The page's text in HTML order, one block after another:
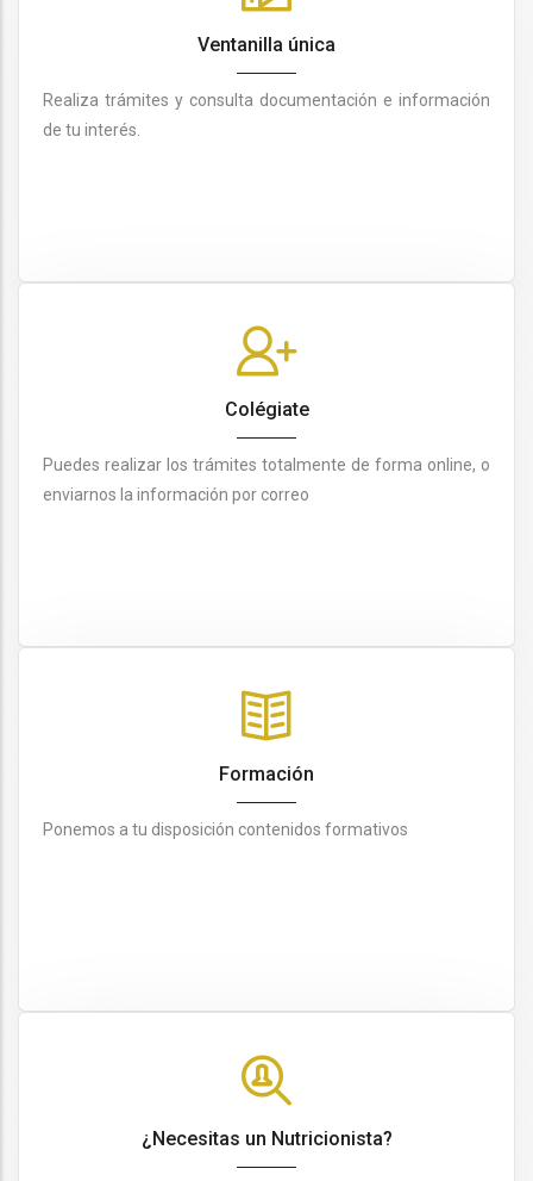
Ventanilla única
Realiza trámites y consulta documentación e información
de tu interés.
Colégiate
Puedes realizar los trámites totalmente de forma online, o
enviarnos la información por correo
Formación
Ponemos a tu disposición contenidos formativos
¿Necesitas un Nutricionista?